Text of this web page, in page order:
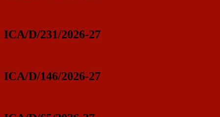
ICA/D/231/2026-27
ICA/D/146/2026-27